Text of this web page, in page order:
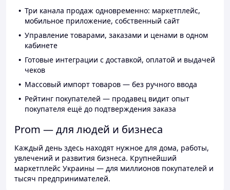
Три канала продаж одновременно: маркетплейс,
мобильное приложение, собственный сайт
Управление товарами, заказами и ценами в одном
кабинете
Готовые интеграции с доставкой, оплатой и выдачей
чеков
Массовый импорт товаров — без ручного ввода
Рейтинг покупателей — продавец видит опыт
покупателя ещё до подтверждения заказа
Prom — для людей и бизнеса
Каждый день здесь находят нужное для дома, работы,
увлечений и развития бизнеса. Крупнейший
маркетплейс Украины — для миллионов покупателей и
тысяч предпринимателей.